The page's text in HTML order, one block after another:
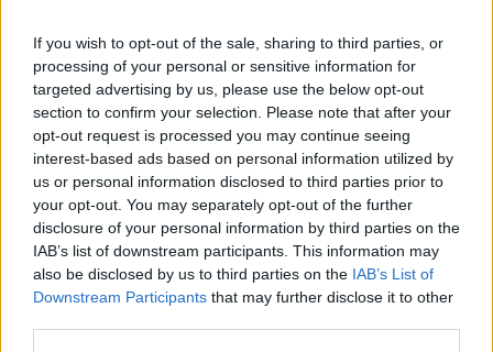
If you wish to opt-out of the sale, sharing to third parties, or
processing of your personal or sensitive information for
targeted advertising by us, please use the below opt-out
section to confirm your selection. Please note that after your
opt-out request is processed you may continue seeing
interest-based ads based on personal information utilized by
us or personal information disclosed to third parties prior to
your opt-out. You may separately opt-out of the further
disclosure of your personal information by third parties on the
IAB’s list of downstream participants. This information may
also be disclosed by us to third parties on the IAB’s List of
Downstream Participants that may further disclose it to other
Κρήτη: 500.000 ευρώ για έργα οδικής ασφάλειας –
Διαγραμμίσεις και ανακλαστήρες σε 150 χλμ. οδικού δικτύου
10 Αυγούστου, 2026
Δήμος Μινώα Πεδιάδας: 285 ζώα έλαβαν κτηνιατρική
φροντίδα
10 Αυγούστου, 2026
Πέθανε ο συγγραφέας και στοχαστής Στέλιος Ράμφος